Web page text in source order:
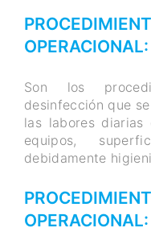
OPERACIONAL:
Son los
desinfección que
las labores
equipos,
debidamente
OPERACIONAL: